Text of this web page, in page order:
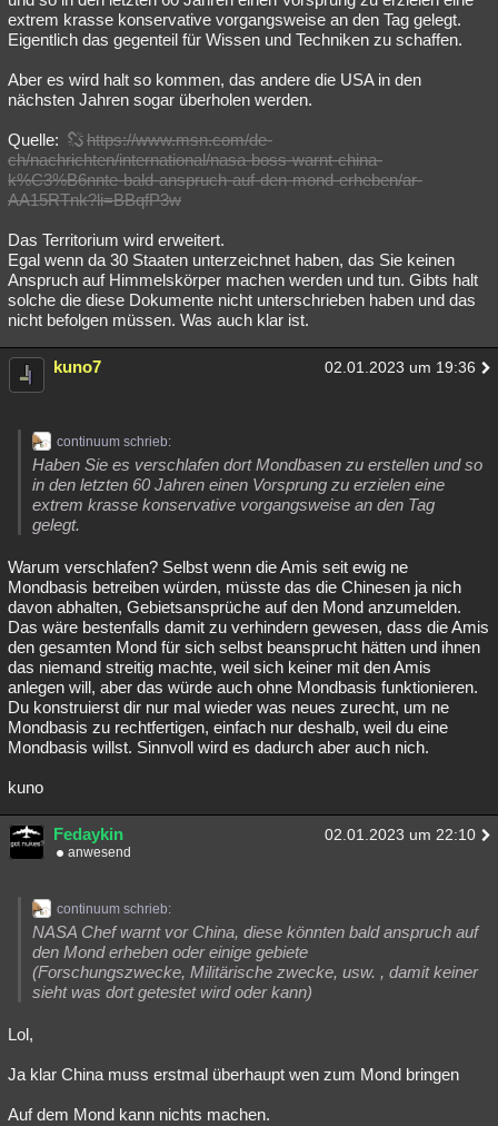
extrem krasse konservative vorgangsweise an den Tag gelegt.
Eigentlich das gegenteil für Wissen und Techniken zu schaffen.
Aber es wird halt so kommen, das andere die USA in den
nächsten Jahren sogar überholen werden.
Quelle:
https://www.msn.com/de-
ch/nachrichten/international/nasa-boss-warnt-china-
k%C3%B6nnte-bald-anspruch-auf-den-mond-erheben/ar-
AA15RTnk?li=BBqfP3w
Das Territorium wird erweitert.
Egal wenn da 30 Staaten unterzeichnet haben, das Sie keinen
Anspruch auf Himmelskörper machen werden und tun. Gibts halt
solche die diese Dokumente nicht unterschrieben haben und das
nicht befolgen müssen. Was auch klar ist.
kuno7 02.01.2023 um 19:36
continuum schrieb:
Haben Sie es verschlafen dort Mondbasen zu erstellen und so
in den letzten 60 Jahren einen Vorsprung zu erzielen eine
extrem krasse konservative vorgangsweise an den Tag
gelegt.
Warum verschlafen? Selbst wenn die Amis seit ewig ne
Mondbasis betreiben würden, müsste das die Chinesen ja nich
davon abhalten, Gebietsansprüche auf den Mond anzumelden.
Das wäre bestenfalls damit zu verhindern gewesen, dass die Amis
den gesamten Mond für sich selbst beansprucht hätten und ihnen
das niemand streitig machte, weil sich keiner mit den Amis
anlegen will, aber das würde auch ohne Mondbasis funktionieren.
Du konstruierst dir nur mal wieder was neues zurecht, um ne
Mondbasis zu rechtfertigen, einfach nur deshalb, weil du eine
Mondbasis willst. Sinnvoll wird es dadurch aber auch nich.
kuno
Fedaykin 02.01.2023 um 22:10
anwesend
continuum schrieb:
NASA Chef warnt vor China, diese könnten bald anspruch auf
den Mond erheben oder einige gebiete
(Forschungszwecke, Militärische zwecke, usw. , damit keiner
sieht was dort getestet wird oder kann)
Lol,
Ja klar China muss erstmal überhaupt wen zum Mond bringen
Auf dem Mond kann nichts machen.